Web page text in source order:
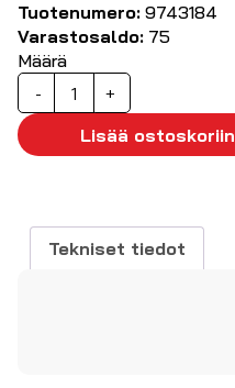
Tuotenumero: 9743184
Varastosaldo: 75
Määrä
-
LAN-
kaapeli
CAT6A
U/FTP
musta
määrä
+
Lisää ostoskoriin
Tekniset tiedot